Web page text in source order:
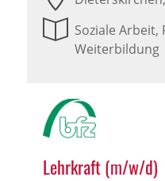
Soziale Arbeit,
Weiterbildung
Lehrkraft (m/w/d)